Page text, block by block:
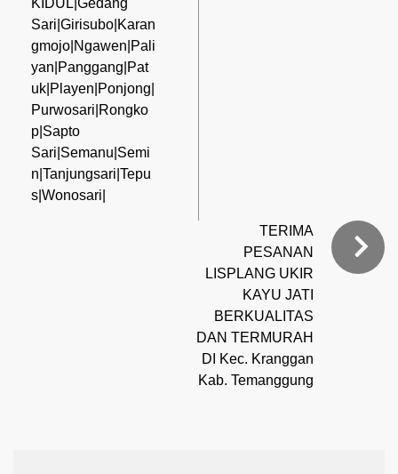
Sari|Girisubo|Karan
gmojo|Ngawen|Pali
yan|Panggang|Pat
uk|Playen|Ponjong|
Purwosari|Rongko
p|Sapto
Sari|Semanu|Semi
n|Tanjungsari|Tepu
s|Wonosari|
TERIMA
PESANAN
LISPLANG UKIR
KAYU JATI
BERKUALITAS
DAN TERMURAH
DI Kec. Kranggan
Kab. Temanggung